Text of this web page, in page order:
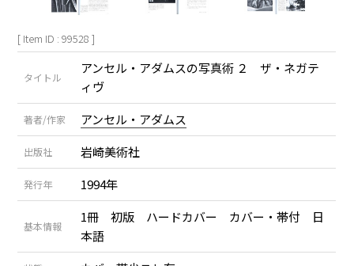
[ Item ID : 99528 ]
タイトル
アンセル・アダムスの写真術 ２ ザ・ネガテ
ィヴ
著者/作家 アンセル・アダムス
出版社 岩崎美術社
発行年 1994年
基本情報
1冊 初版 ハードカバー カバー・帯付 日
本語